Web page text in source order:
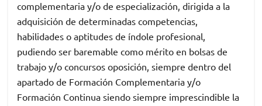
complementaria y/o de especialización, dirigida a la
adquisición de determinadas competencias,
habilidades o aptitudes de índole profesional,
pudiendo ser baremable como mérito en bolsas de
trabajo y/o concursos oposición, siempre dentro del
apartado de Formación Complementaria y/o
Formación Continua siendo siempre imprescindible la